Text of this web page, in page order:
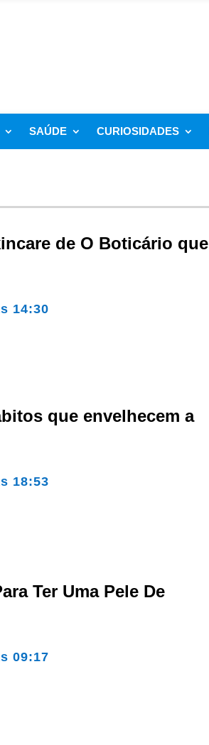
SAÚDE CURIOSIDADES
de O Boticário que
14:30
que envelhecem a
18:53
Ter Uma Pele De
09:17